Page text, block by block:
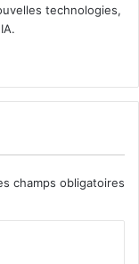
technologies,
champs obligatoires